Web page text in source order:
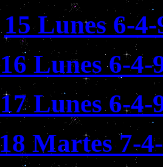
15 Lunes 6-
16 Lunes 6-
17 Lunes 6-4-
18 Martes 7-